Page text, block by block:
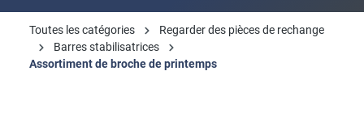
Toutes les catégories
Regarder des pièces de rechange
Barres stabilisatrices
Assortiment de broche de printemps